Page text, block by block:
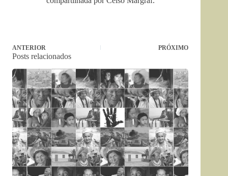
ANTERIOR PRÓXIMO
Posts relacionados